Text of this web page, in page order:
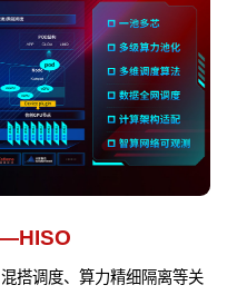
搭调度、算力精细隔离等关